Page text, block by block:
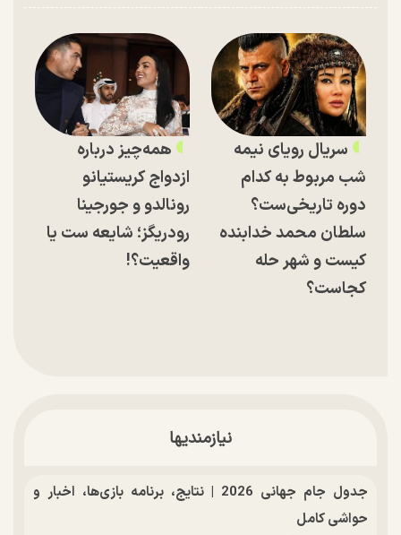
سریال رویای نیمه
شب مربوط به کدام
دوره تاریخی‌ست؟
سلطان محمد خدابنده
کیست و شهر حله
کجاست؟
همه‌چیز درباره
ازدواج کریستیانو
رونالدو و جورجینا
رودریگز؛ شایعه ست یا
واقعیت؟!
نیازمندیها
جدول جام جهانی 2026 | نتایج، برنامه بازی‌ها، اخبار و
حواشی کامل